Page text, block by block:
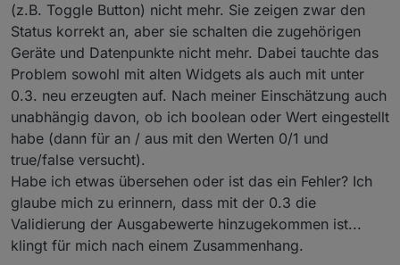
(z.B. Toggle Button) nicht mehr. Sie zeigen zwar den
Status korrekt an, aber sie schalten die zugehörigen
Geräte und Datenpunkte nicht mehr. Dabei tauchte das
Problem sowohl mit alten Widgets als auch mit unter
0.3. neu erzeugten auf. Nach meiner Einschätzung auch
unabhängig davon, ob ich boolean oder Wert eingestellt
habe (dann für an / aus mit den Werten 0/1 und
true/false versucht).
Habe ich etwas übersehen oder ist das ein Fehler? Ich
glaube mich zu erinnern, dass mit der 0.3 die
Validierung der Ausgabewerte hinzugekommen ist...
klingt für mich nach einem Zusammenhang.